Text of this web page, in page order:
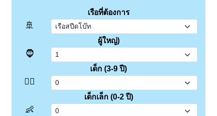
เรือที่ต้องการ
🚢
ผู้ใหญ่)
🧔
เด็ก (3-9 ปี)
👱‍♂️
เด็กเล็ก (0-2 ปี)
👶